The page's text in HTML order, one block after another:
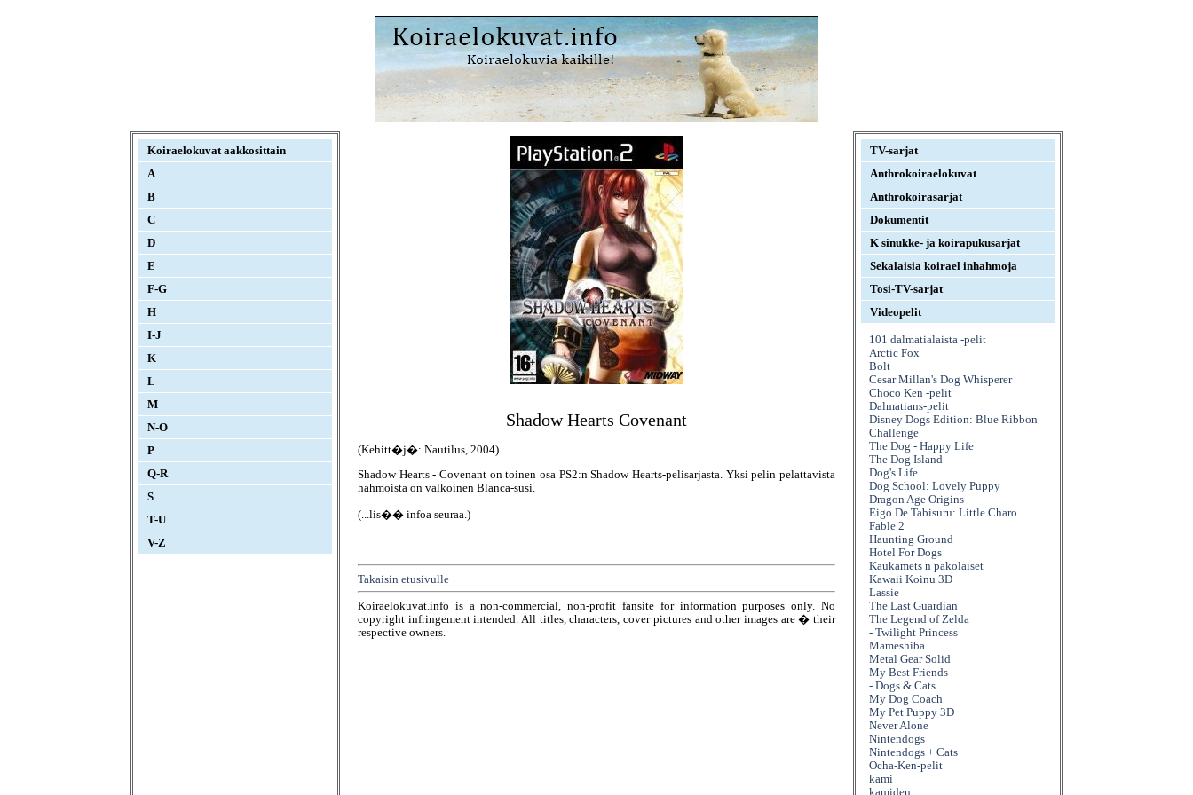
Koiraelokuvat aakkosittain
A
B
C
D
E
F-G
H
I-J
K
L
M
N-O
P
Q-R
S
T-U
V-Z
TV-sarjat
Anthrokoiraelokuvat
Anthrokoirasarjat
Dokumentit
K sinukke- ja koirapukusarjat
Sekalaisia koirael inhahmoja
Tosi-TV-sarjat
Videopelit
101 dalmatialaista -pelit
Arctic Fox
Bolt
Cesar Millan's Dog Whisperer
Choco Ken -pelit
Dalmatians-pelit
Disney Dogs Edition: Blue Ribbon
Challenge
The Dog - Happy Life
The Dog Island
Dog's Life
Dog School: Lovely Puppy
Dragon Age Origins
Eigo De Tabisuru: Little Charo
Fable 2
Haunting Ground
Hotel For Dogs
Kaukamets n pakolaiset
Kawaii Koinu 3D
Lassie
The Last Guardian
The Legend of Zelda
- Twilight Princess
Mameshiba
Metal Gear Solid
My Best Friends
- Dogs & Cats
My Dog Coach
My Pet Puppy 3D
Never Alone
Nintendogs
Nintendogs + Cats
Ocha-Ken-pelit
kami
kamiden
Shadow Hearts Covenant
(Kehitt�j�: Nautilus, 2004)
Shadow Hearts - Covenant on toinen osa PS2:n Shadow Hearts-pelisarjasta. Yksi pelin pelattavista
hahmoista on valkoinen Blanca-susi.
(...lis�� infoa seuraa.)
Takaisin etusivulle
Koiraelokuvat.info is a non-commercial, non-profit fansite for information purposes only. No
copyright infringement intended. All titles, characters, cover pictures and other images are � their
respective owners.